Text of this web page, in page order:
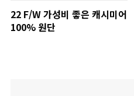
22 F/W 가성비 좋은 캐시미어
100% 원단